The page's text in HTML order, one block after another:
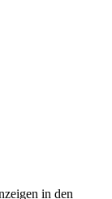
in den